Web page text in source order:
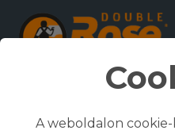
A weboldalon